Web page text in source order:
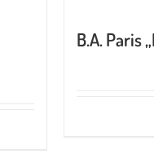
B.A. Paris